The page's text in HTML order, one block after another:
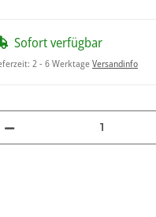
Sofort verfügbar
2 - 6 WerktageVersandinfo